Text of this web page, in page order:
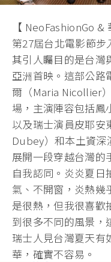
【 NeoFashionGo
第27屆台北電影節
其引人矚目的是台灣
亞洲首映。這部公路
爾（Maria Nicollier
場，主演陣容包括鳳
以及瑞士演員皮耶
Dubey）和本土資深
展開一段穿越台灣的
自我認同。炎炎夏日
氣、不開窗，炎熱幾
是很熱，但我很喜歡
到很多不同的風景，
瑞士人見台灣夏天有
華，確實不容易。